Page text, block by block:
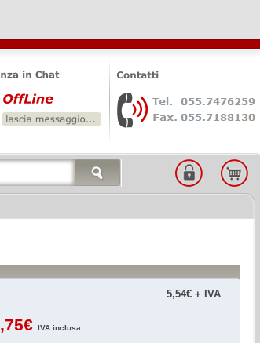
5,54€ + IVA
IVA inclusa